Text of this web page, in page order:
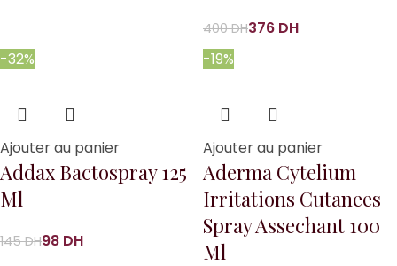
400DH376 DH
-32%
Ajouter au panier
Addax Bactospray 125
Ml
145DH98 DH
-19%
Ajouter au panier
Aderma Cytelium
Irritations Cutanees
Spray Assechant 100
Ml